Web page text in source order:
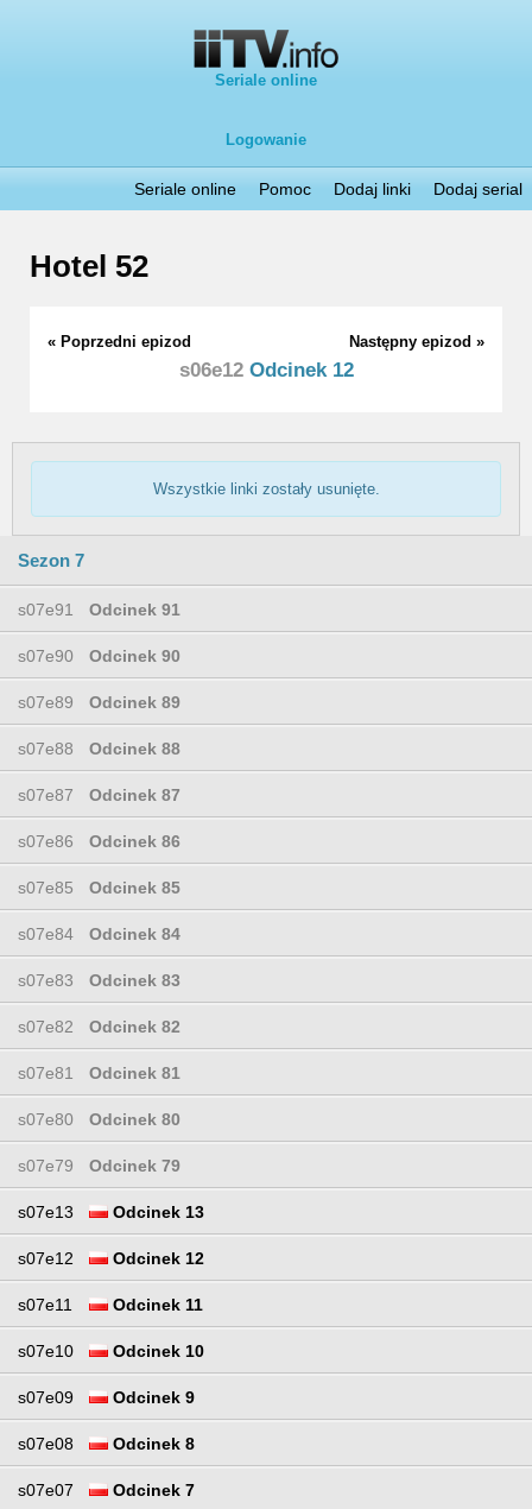
Seriale online
Logowanie
Seriale online Pomoc Dodaj linki Dodaj serial
Hotel 52
« Poprzedni epizod Następny epizod »
s06e12Odcinek 12
Wszystkie linki zostały usunięte.
Sezon 7
s07e91 Odcinek 91
s07e90 Odcinek 90
s07e89 Odcinek 89
s07e88 Odcinek 88
s07e87 Odcinek 87
s07e86 Odcinek 86
s07e85 Odcinek 85
s07e84 Odcinek 84
s07e83 Odcinek 83
s07e82 Odcinek 82
s07e81 Odcinek 81
s07e80 Odcinek 80
s07e79 Odcinek 79
s07e13 Odcinek 13
s07e12 Odcinek 12
s07e11 Odcinek 11
s07e10 Odcinek 10
s07e09 Odcinek 9
s07e08 Odcinek 8
s07e07 Odcinek 7